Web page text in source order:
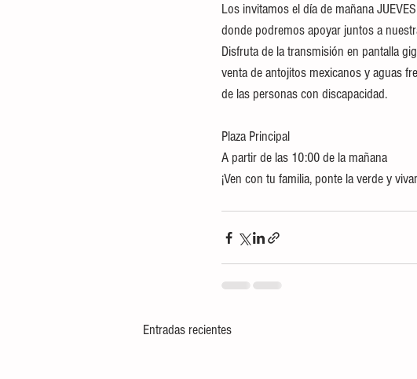
Los invitamos el día de mañana
donde podremos apoyar juntos a
Disfruta de la transmisión en pantalla
venta de antojitos mexicanos y aguas
de las personas con discapacidad.
Plaza Principal
A partir de las 10:00 de la mañana
¡Ven con tu familia, ponte la verde y
Entradas recientes